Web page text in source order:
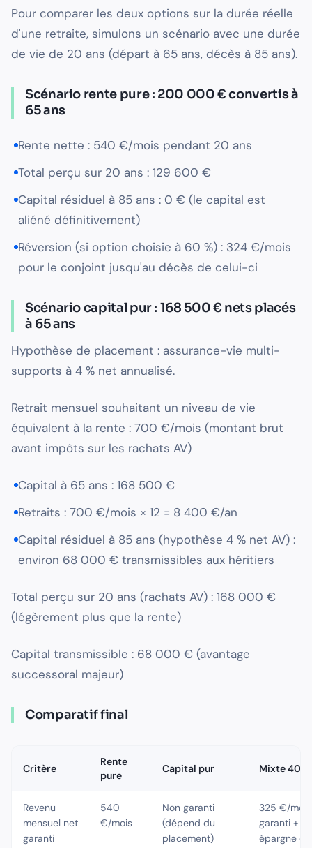
Pour comparer les deux options sur la durée réelle
d'une retraite, simulons un scénario avec une durée
de vie de 20 ans (départ à 65 ans, décès à 85 ans).
Scénario rente pure : 200 000 € convertis à
65 ans
Rente nette : 540 €/mois pendant 20 ans
Total perçu sur 20 ans : 129 600 €
Capital résiduel à 85 ans : 0 € (le capital est
aliéné définitivement)
Réversion (si option choisie à 60 %) : 324 €/mois
pour le conjoint jusqu'au décès de celui-ci
Scénario capital pur : 168 500 € nets placés
à 65 ans
Hypothèse de placement : assurance-vie multi-
supports à 4 % net annualisé.
Retrait mensuel souhaitant un niveau de vie
équivalent à la rente : 700 €/mois (montant brut
avant impôts sur les rachats AV)
Capital à 65 ans : 168 500 €
Retraits : 700 €/mois × 12 = 8 400 €/an
Capital résiduel à 85 ans (hypothèse 4 % net AV) :
environ 68 000 € transmissibles aux héritiers
Total perçu sur 20 ans (rachats AV) : 168 000 €
(légèrement plus que la rente)
Capital transmissible : 68 000 € (avantage
successoral majeur)
Comparatif final
Critère
Rente
pure
Capital pur Mixte 40/
Revenu
mensuel net
garanti
540
€/mois
Non garanti
(dépend du
placement)
325 €/mois
garanti +
épargne